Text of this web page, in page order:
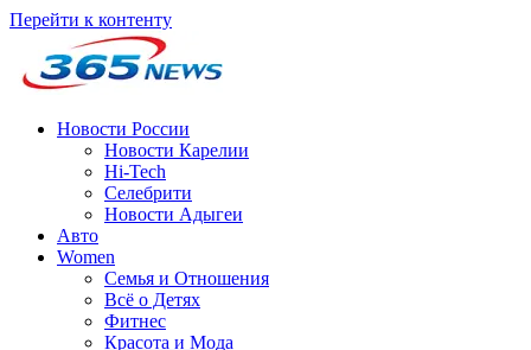
Перейти к контенту
Новости России
Новости Карелии
Hi-Tech
Селебрити
Новости Адыгеи
Авто
Women
Семья и Отношения
Всё о Детях
Фитнес
Красота и Мода